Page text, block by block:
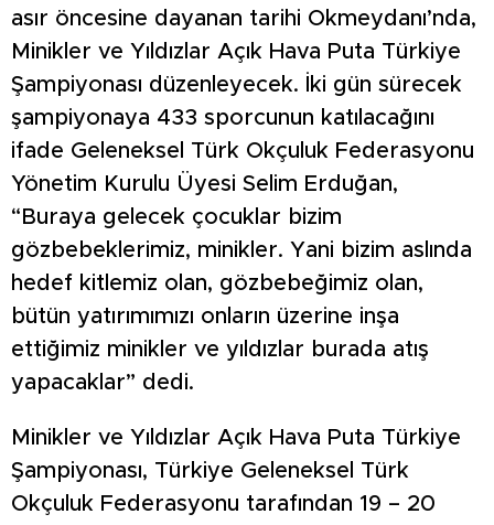
asır öncesine dayanan tarihi Okmeydanı’nda,
Minikler ve Yıldızlar Açık Hava Puta Türkiye
Şampiyonası düzenleyecek. İki gün sürecek
şampiyonaya 433 sporcunun katılacağını
ifade Geleneksel Türk Okçuluk Federasyonu
Yönetim Kurulu Üyesi Selim Erduğan,
“Buraya gelecek çocuklar bizim
gözbebeklerimiz, minikler. Yani bizim aslında
hedef kitlemiz olan, gözbebeğimiz olan,
bütün yatırımımızı onların üzerine inşa
ettiğimiz minikler ve yıldızlar burada atış
yapacaklar” dedi.
Minikler ve Yıldızlar Açık Hava Puta Türkiye
Şampiyonası, Türkiye Geleneksel Türk
Okçuluk Federasyonu tarafından 19 – 20